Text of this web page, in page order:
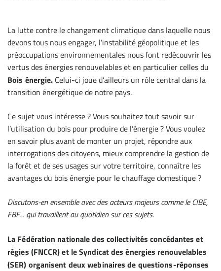
La lutte contre le changement climatique dans laquelle nous
devons tous nous engager, l’instabilité géopolitique et les
préoccupations environnementales nous font redécouvrir les
vertus des énergies renouvelables et en particulier celles du
Bois énergie. Celui-ci joue d’ailleurs un rôle central dans la
transition énergétique de notre pays.
Ce sujet vous intéresse ? Vous souhaitez tout savoir sur
l’utilisation du bois pour produire de l’énergie ? Vous voulez
en savoir plus avant de monter un projet, répondre aux
interrogations des citoyens, mieux comprendre la gestion de
la forêt et de ses usages sur votre territoire, connaître les
avantages du bois énergie pour le chauffage domestique ?
Discutons-en ensemble avec des acteurs majeurs comme le CIBE,
FBF… qui travaillent au quotidien sur ces sujets.
La Fédération nationale des collectivités concédantes et
régies (FNCCR) et le Syndicat des énergies renouvelables
(SER) organisent deux webinaires de questions-réponses